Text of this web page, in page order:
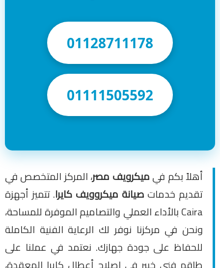
01128711178
01111505592
أهلاً بكم فيميكرويف مصر، المركز المتخصص في
تقديم خدمات صيانة ميكروويف كايرا. تتميز أجهزة
Caira بالأداء العملي والتصاميم الموفرة للمساحة،
ونحن في مركزنا نوفر لك الرعاية الفنية الكاملة
للحفاظ على جودة جهازك. نعتمد في عملنا على